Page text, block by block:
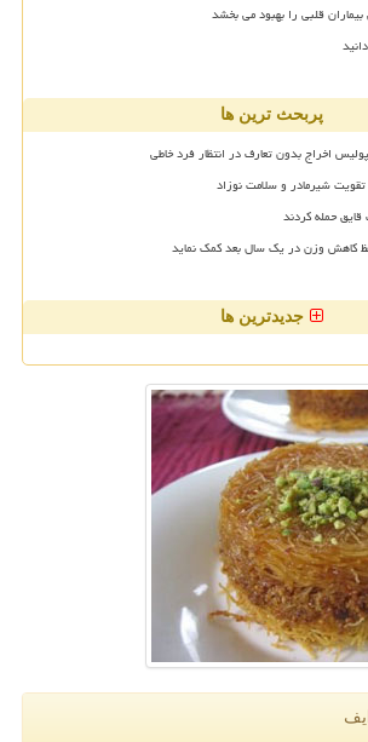
قلبی را بهبود می بخشد
پربحث ترین ها
اخراج بدون تعارف در انتظار فرد خاطی
شیرمادر و سلامت نوزاد
حمله کردند
جدیدترین ها